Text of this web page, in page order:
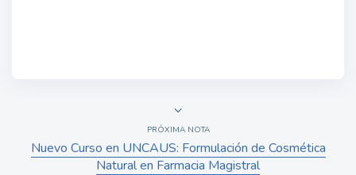
PRÓXIMA NOTA
Nuevo Curso en UNCAUS: Formulación de Cosmética
Natural en Farmacia Magistral